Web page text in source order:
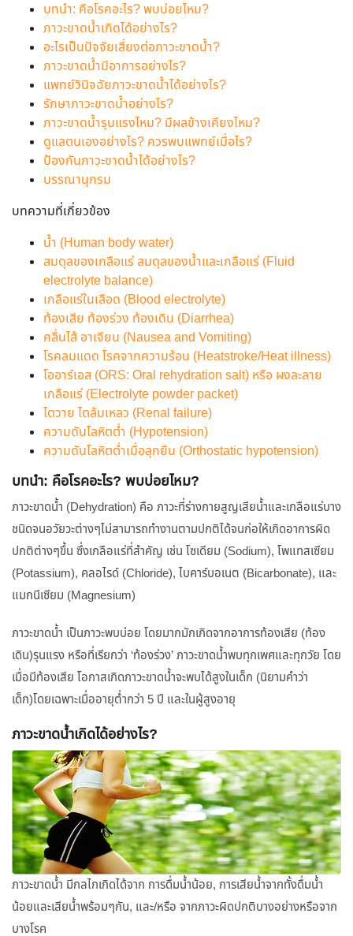
บทนำ: คือโรคอะไร? พบบ่อยไหม?
ภาวะขาดน้ำเกิดได้อย่างไร?
อะไรเป็นปัจจัยเสี่ยงต่อภาวะขาดน้ำ?
ภาวะขาดน้ำมีอาการอย่างไร?
แพทย์วินิจฉัยภาวะขาดน้ำได้อย่างไร?
รักษาภาวะขาดน้ำอย่างไร?
ภาวะขาดน้ำรุนแรงไหม? มีผลข้างเคียงไหม?
ดูแลตนเองอย่างไร? ควรพบแพทย์เมื่อไร?
ป้องกันภาวะขาดน้ำได้อย่างไร?
บรรณานุกรม
บทความที่เกี่ยวข้อง
น้ำ (Human body water)
สมดุลของเกลือแร่ สมดุลของน้ำและเกลือแร่ (Fluid
electrolyte balance)
เกลือแร่ในเลือด (Blood electrolyte)
ท้องเสีย ท้องร่วง ท้องเดิน (Diarrhea)
คลื่นไส้ อาเจียน (Nausea and Vomiting)
โรคลมแดด โรคจากความร้อน (Heatstroke/Heat illness)
โออาร์เอส (ORS: Oral rehydration salt) หรือ ผงละลาย
เกลือแร่ (Electrolyte powder packet)
ไตวาย ไตล้มเหลว (Renal failure)
ความดันโลหิตต่ำ (Hypotension)
ความดันโลหิตต่ำเมื่อลุกยืน (Orthostatic hypotension)
บทนำ: คือโรคอะไร? พบบ่อยไหม?
ภาวะขาดน้ำ (Dehydration) คือ ภาวะที่ร่างกายสูญเสียน้ำและเกลือแร่บาง
ชนิดจนอวัยวะต่างๆไม่สามารถทำงานตามปกติได้จนก่อให้เกิดอาการผิด
ปกติต่างๆขึ้น ซึ่งเกลือแร่ที่สำคัญ เช่น โซเดียม (Sodium), โพแทสเซียม
(Potassium), คลอไรด์ (Chloride), ไบคาร์บอเนต (Bicarbonate), และ
แมกนีเซียม (Magnesium)
ภาวะขาดน้ำ เป็นภาวะพบบ่อย โดยมากมักเกิดจากอาการท้องเสีย (ท้อง
เดิน)รุนแรง หรือที่เรียกว่า ‘ท้องร่วง’ ภาวะขาดน้ำพบทุกเพศและทุกวัย โดย
เมื่อมีท้องเสีย โอกาสเกิดภาวะขาดน้ำจะพบได้สูงในเด็ก (นิยามคำว่า
เด็ก)โดยเฉพาะเมื่ออายุต่ำกว่า 5 ปี และในผู้สูงอายุ
ภาวะขาดน้ำเกิดได้อย่างไร?
ภาวะขาดน้ำ มีกลไกเกิดได้จาก การดื่มน้ำน้อย, การเสียน้ำจากทั้งดื่มน้ำ
น้อยและเสียน้ำพร้อมๆกัน, และ/หรือ จากภาวะผิดปกติบางอย่างหรือจาก
บางโรค